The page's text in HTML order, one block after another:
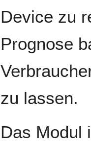
Device zu
Prognose
zu lassen.
Das Modul